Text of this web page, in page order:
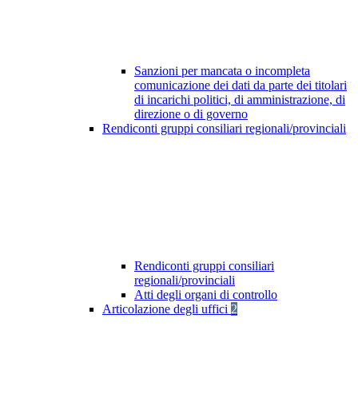
Sanzioni per mancata o incompleta
comunicazione dei dati da parte dei titolari
di incarichi politici, di amministrazione, di
direzione o di governo
Rendiconti gruppi consiliari regionali/provinciali
Rendiconti gruppi consiliari
regionali/provinciali
Atti degli organi di controllo
Articolazione degli uffici 2